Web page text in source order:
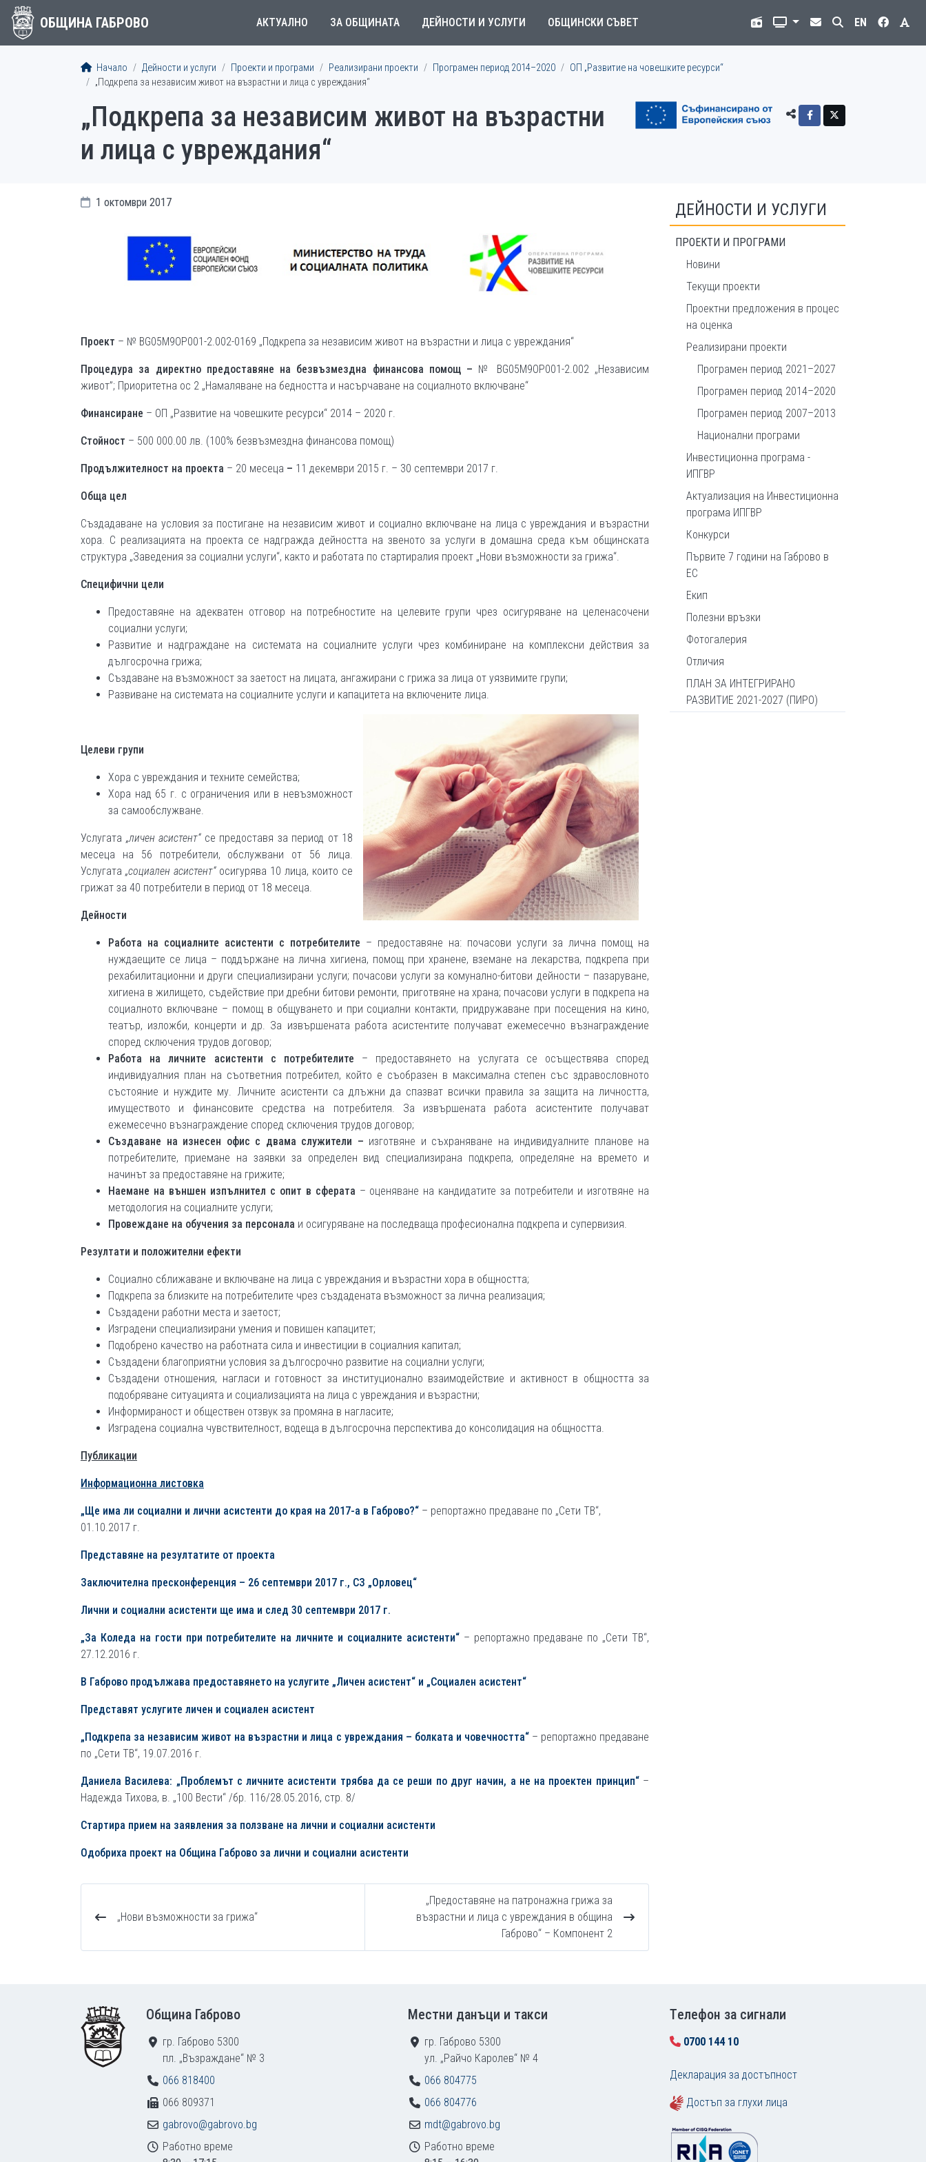
ОБЩИНА ГАБРОВО АКТУАЛНО ЗА ОБЩИНАТА ДЕЙНОСТИ И УСЛУГИ ОБЩИНСКИ СЪВЕТ EN
Начало Дейности и услуги Проекти и програми Реализирани проекти Програмен период 2014–2020
ОП „Развитие на човешките ресурси“
„Подкрепа за независим живот на възрастни и лица с увреждания“
„Подкрепа за независим живот на възрастни
и лица с увреждания“
1 октомври 2017
Проект – № BG05M9OP001-2.002-0169 „Подкрепа за независим живот на възрастни и лица с увреждания“
Процедура за директно предоставяне на безвъзмездна финансова помощ – № BG05M9OP001-2.002 „Независим
живот”; Приоритетна ос 2 „Намаляване на бедността и насърчаване на социалното включване“
Финансиране – ОП „Развитие на човешките ресурси“ 2014 – 2020 г.
Стойност – 500 000.00 лв. (100% безвъзмездна финансова помощ)
Продължителност на проекта – 20 месеца – 11 декември 2015 г. – 30 септември 2017 г.
Обща цел
Създадаване на условия за постигане на независим живот и социално включване на лица с увреждания и възрастни
хора. С реализацията на проекта се надгражда дейността на звеното за услуги в домашна среда към общинската
структура „Заведения за социални услуги“, както и работата по стартиралия проект „Нови възможности за грижа“.
Специфични цели
Предоставяне на адекватен отговор на потребностите на целевите групи чрез осигуряване на целенасочени
социални услуги;
Развитие и надграждане на системата на социалните услуги чрез комбиниране на комплексни действия за
дългосрочна грижа;
Създаване на възможност за заетост на лицата, ангажирани с грижа за лица от уязвимите групи;
Развиване на системата на социалните услуги и капацитета на включените лица.
Целеви групи
Хора с увреждания и техните семейства;
Хора над 65 г. с ограничения или в невъзможност
за самообслужване.
Услугата „личен асистент“ се предоставя за период от 18
месеца на 56 потребители, обслужвани от 56 лица.
Услугата „социален асистент“ осигурява 10 лица, които се
грижат за 40 потребители в период от 18 месеца.
Дейности
Работа на социалните асистенти с потребителите – предоставяне на: почасови услуги за лична помощ на
нуждаещите се лица – поддържане на лична хигиена, помощ при хранене, вземане на лекарства, подкрепа при
рехабилитационни и други специализирани услуги; почасови услуги за комунално-битови дейности – пазаруване,
хигиена в жилището, съдействие при дребни битови ремонти, приготвяне на храна; почасови услуги в подкрепа на
социалното включване – помощ в общуването и при социални контакти, придружаване при посещения на кино,
театър, изложби, концерти и др. За извършената работа асистентите получават ежемесечно възнаграждение
според сключения трудов договор;
Работа на личните асистенти с потребителите – предоставянето на услугата се осъществява според
индивидуалния план на съответния потребител, който е съобразен в максимална степен със здравословното
състояние и нуждите му. Личните асистенти са длъжни да спазват всички правила за защита на личността,
имуществото и финансовите средства на потребителя. За извършената работа асистентите получават
ежемесечно възнаграждение според сключения трудов договор;
Създаване на изнесен офис с двама служители – изготвяне и съхраняване на индивидуалните планове на
потребителите, приемане на заявки за определен вид специализирана подкрепа, определяне на времето и
начинът за предоставяне на грижите;
Наемане на външен изпълнител с опит в сферата – оценяване на кандидатите за потребители и изготвяне на
методология на социалните услуги;
Провеждане на обучения за персонала и осигуряване на последваща професионална подкрепа и супервизия.
Резултати и положителни ефекти
Социално сближаване и включване на лица с увреждания и възрастни хора в общността;
Подкрепа за близките на потребителите чрез създадената възможност за лична реализация;
Създадени работни места и заетост;
Изградени специализирани умения и повишен капацитет;
Подобрено качество на работната сила и инвестиции в социалния капитал;
Създадени благоприятни условия за дългосрочно развитие на социални услуги;
Създадени отношения, нагласи и готовност за институционално взаимодействие и активност в общността за
подобряване ситуацията и социализацията на лица с увреждания и възрастни;
Информираност и обществен отзвук за промяна в нагласите;
Изградена социална чувствителност, водеща в дългосрочна перспектива до консолидация на общността.
Публикации
Информационна листовка
„Ще има ли социални и лични асистенти до края на 2017-а в Габрово?“ – репортажно предаване по „Сети ТВ“,
01.10.2017 г.
Представяне на резултатите от проекта
Заключителна пресконференция – 26 септември 2017 г., СЗ „Орловец“
Лични и социални асистенти ще има и след 30 септември 2017 г.
„За Коледа на гости при потребителите на личните и социалните асистенти“ – репортажно предаване по „Сети ТВ“,
27.12.2016 г.
В Габрово продължава предоставянето на услугите „Личен асистент“ и „Социален асистент“
Представят услугите личен и социален асистент
„Подкрепа за независим живот на възрастни и лица с увреждания – болката и човечността“– репортажно предаване
по „Сети ТВ“, 19.07.2016 г.
Даниела Василева: „Проблемът с личните асистенти трябва да се реши по друг начин, а не на проектен принцип“ –
Надежда Тихова, в. „100 Вести“ /бр. 116/28.05.2016, стр. 8/
Стартира прием на заявления за ползване на лични и социални асистенти
Одобриха проект на Община Габрово за лични и социални асистенти
„Нови възможности за грижа“
„Предоставяне на патронажна грижа за
възрастни и лица с увреждания в община
Габрово“ – Компонент 2
ДЕЙНОСТИ И УСЛУГИ
ПРОЕКТИ И ПРОГРАМИ
Новини
Текущи проекти
Проектни предложения в процес
на оценка
Реализирани проекти
Програмен период 2021–2027
Програмен период 2014–2020
Програмен период 2007–2013
Национални програми
Инвестиционна програма -
ИПГВР
Актуализация на Инвестиционна
програма ИПГВР
Конкурси
Първите 7 години на Габрово в
ЕС
Екип
Полезни връзки
Фотогалерия
Отличия
ПЛАН ЗА ИНТЕГРИРАНО
РАЗВИТИЕ 2021-2027 (ПИРО)
Община Габрово
гр. Габрово 5300
пл. „Възраждане“ № 3
066 818400
066 809371
gabrovo@gabrovo.bg
Работно време
Местни данъци и такси
гр. Габрово 5300
ул. „Райчо Каролев“ № 4
066 804775
066 804776
mdt@gabrovo.bg
Работно време
Tелефон за сигнали
0700 144 10
Декларация за достъпност
Достъп за глухи лица